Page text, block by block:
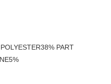
PART